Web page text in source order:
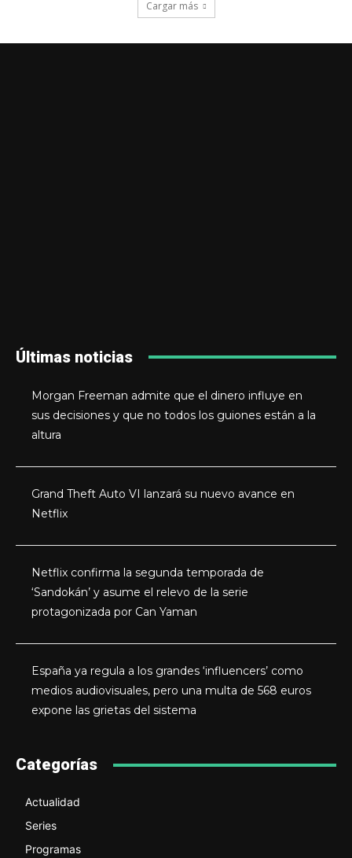
Cargar más
Últimas noticias
Morgan Freeman admite que el dinero influye en
sus decisiones y que no todos los guiones están a la
altura
Grand Theft Auto VI lanzará su nuevo avance en
Netflix
Netflix confirma la segunda temporada de
‘Sandokán’ y asume el relevo de la serie
protagonizada por Can Yaman
España ya regula a los grandes ‘influencers’ como
medios audiovisuales, pero una multa de 568 euros
expone las grietas del sistema
Categorías
Actualidad
Series
Programas